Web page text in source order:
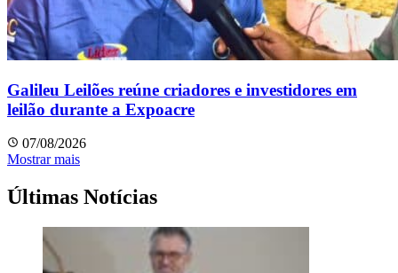
Galileu Leilões reúne criadores e investidores em
leilão durante a Expoacre
07/08/2026
Mostrar mais
Últimas Notícias